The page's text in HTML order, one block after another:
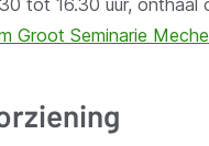
Groot Seminarie